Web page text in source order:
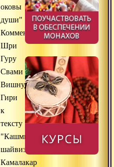
оковы
души"
Комментарий
Шри
Гуру
Свами
Вишнудевананда
Гири
к
тексту
"Кашмирский
шайвизм",
Камалакар